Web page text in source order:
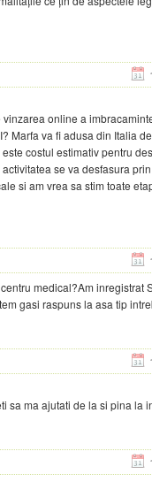
online a
Marfa va fi adusa din Italia
costul estimativ pentru
se va desfasura
si am vrea sa stim toate
medical?Am inregistrat
gasi raspuns la asa tip
sa ma ajutati de la si pina la